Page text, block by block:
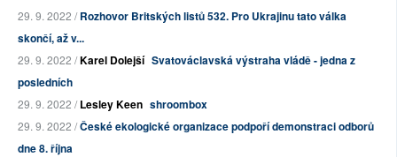
29. 9. 2022 /Rozhovor Britských listů 532. Pro Ukrajinu tato válka
skončí, až v...
29. 9. 2022 /Karel Dolejší Svatováclavská výstraha vládě - jedna z
posledních
29. 9. 2022 /Lesley Keen shroombox
29. 9. 2022 /České ekologické organizace podpoří demonstraci odborů
dne 8. října